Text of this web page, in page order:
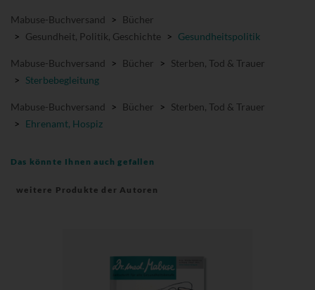
Mabuse-Buchversand > Bücher
> Gesundheit, Politik, Geschichte > Gesundheitspolitik
Mabuse-Buchversand > Bücher > Sterben, Tod & Trauer
> Sterbebegleitung
Mabuse-Buchversand > Bücher > Sterben, Tod & Trauer
> Ehrenamt, Hospiz
Das könnte Ihnen auch gefallen
weitere Produkte der Autoren